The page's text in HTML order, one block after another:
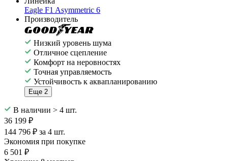
Eagle F1 Asymmetric 6
Производитель
Низкий уровень шума
Отличное сцепление
Комфорт на неровностях
Точная управляемость
Устойчивость к аквапланированию
Еще 2
В наличии > 4 шт.
36 199 ₽
144 796 ₽ за 4 шт.
Экономия при покупке
6 501 ₽